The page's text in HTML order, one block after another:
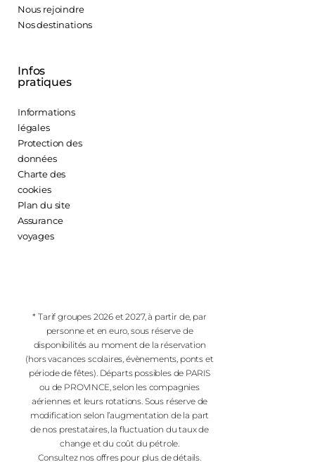
Nous rejoindre
Nos destinations
Infos
pratiques
Informations
légales
Protection des
données
Charte des
cookies
Plan du site
Assurance
voyages
* Tarif groupes 2026 et 2027, à partir de, par
personne et en euro, sous réserve de
disponibilités au moment de la réservation
(hors vacances scolaires, évènements, ponts et
période de fêtes). Départs possibles de PARIS
ou de PROVINCE, selon les compagnies
aériennes et leurs rotations. Sous réserve de
modification selon l’augmentation de la part
de nos prestataires, la fluctuation du taux de
change et du coût du pétrole.
Consultez nos offres pour plus de détails.